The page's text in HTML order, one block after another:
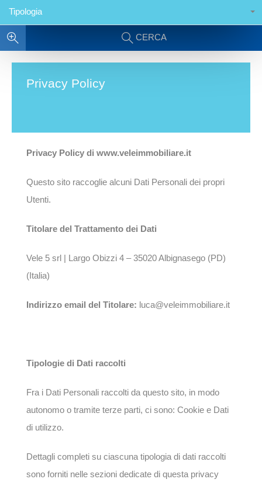
Tipologia
CERCA
Privacy Policy
Privacy Policy di www.veleimmobiliare.it
Questo sito raccoglie alcuni Dati Personali dei propri
Utenti.
Titolare del Trattamento dei Dati
Vele 5 srl | Largo Obizzi 4 – 35020 Albignasego (PD)
(Italia)
Indirizzo email del Titolare: luca@veleimmobiliare.it
Tipologie di Dati raccolti
Fra i Dati Personali raccolti da questo sito, in modo
autonomo o tramite terze parti, ci sono: Cookie e Dati
di utilizzo.
Dettagli completi su ciascuna tipologia di dati raccolti
sono forniti nelle sezioni dedicate di questa privacy